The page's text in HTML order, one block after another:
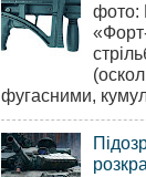
фото:
фугасними,